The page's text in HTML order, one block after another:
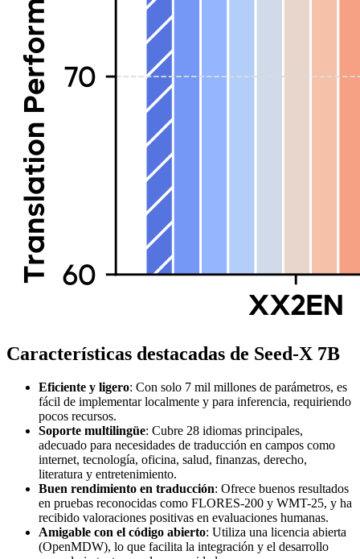
Características destacadas de Seed-X 7B
Eficiente y ligero: Con solo 7 mil millones de parámetros, es
fácil de implementar localmente y para inferencia, requiriendo
pocos recursos.
Soporte multilingüe: Cubre 28 idiomas principales,
adecuado para necesidades de traducción en campos como
internet, tecnología, oficina, salud, finanzas, derecho,
literatura y entretenimiento.
Buen rendimiento en traducción: Ofrece buenos resultados
en pruebas reconocidas como FLORES-200 y WMT-25, y ha
recibido valoraciones positivas en evaluaciones humanas.
Amigable con el código abierto: Utiliza una licencia abierta
(OpenMDW), lo que facilita la integración y el desarrollo